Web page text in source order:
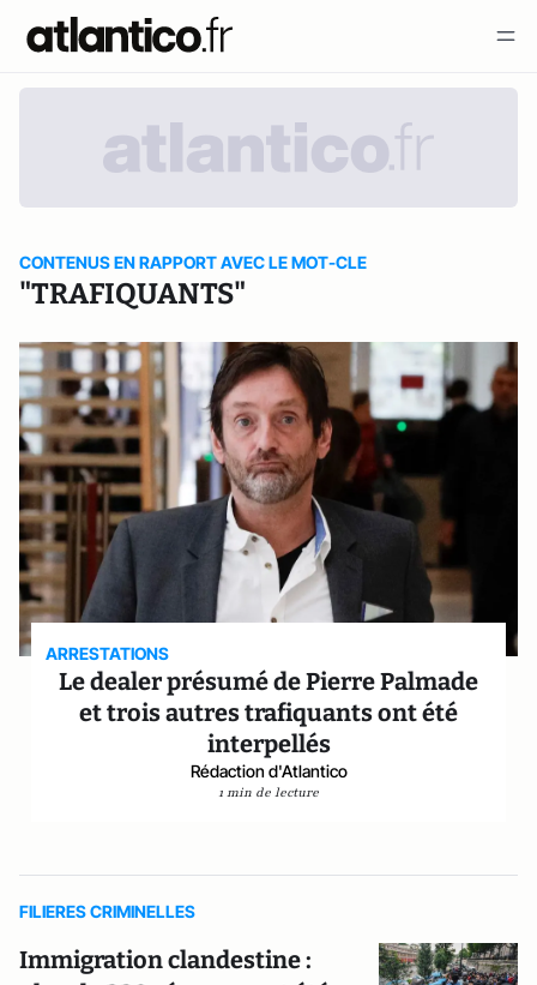
CONTENUS EN RAPPORT AVEC LE MOT-CLE
"TRAFIQUANTS"
ARRESTATIONS
Le dealer présumé de Pierre Palmade
et trois autres trafiquants ont été
interpellés
Rédaction d'Atlantico
1 min de lecture
FILIERES CRIMINELLES
Immigration clandestine :